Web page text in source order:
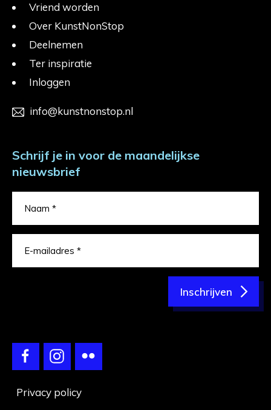
Vriend worden
Over KunstNonStop
Deelnemen
Ter inspiratie
Inloggen
info@kunstnonstop.nl
Schrijf je in voor de maandelijkse
nieuwsbrief
Inschrijven
Privacy policy